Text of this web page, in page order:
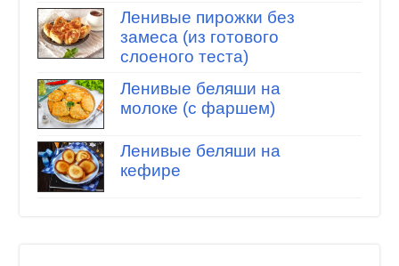
Ленивые пирожки без
замеса (из готового
слоеного теста)
Ленивые беляши на
молоке (с фаршем)
Ленивые беляши на
кефире